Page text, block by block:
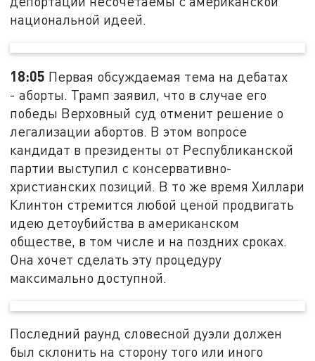
национальной идеей.
18:05 Первая обсуждаемая тема на дебатах
- аборты. Трамп заявил, что в случае его
победы Верховный суд отменит решение о
легализации абортов. В этом вопросе
кандидат в президенты от Республиканской
партии выступил с консервативно-
христианских позиций. В то же время Хиллари
Клинтон стремится любой ценой продвигать
идею детоубийства в американском
обществе, в том числе и на поздних сроках.
Она хочет сделать эту процедуру
максимально доступной.
Последний раунд словесной дуэли должен
был склонить на сторону того или иного